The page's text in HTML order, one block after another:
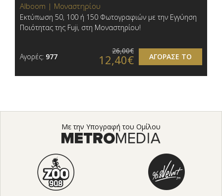
Alboom | Μοναστηρίου
Εκτύπωση 50, 100 ή 150 Φωτογραφιών με την Εγγύηση
Ποιότητας της Fuji, στη Μοναστηρίου!
Αγορές: 977 ΑΓΟΡΑΣΕ ΤΟ
26,00€
12,40€
Με την Υπογραφή του Ομίλου